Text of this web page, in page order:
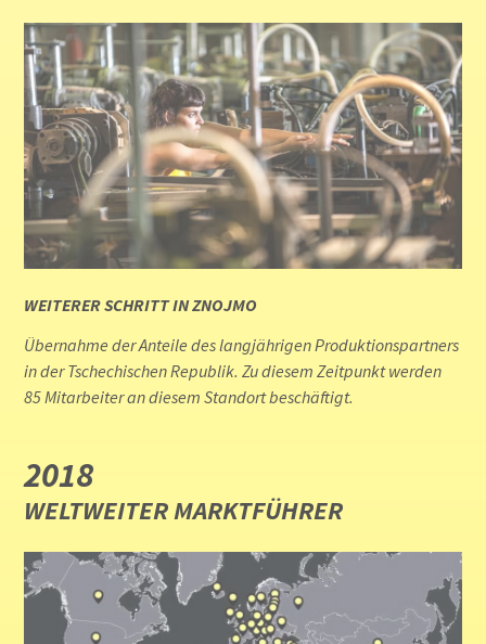
WEITERER SCHRITT IN ZNOJMO
Übernahme der Anteile des langjährigen Produktionspartners
in der Tschechischen Republik. Zu diesem Zeitpunkt werden
85 Mitarbeiter an diesem Standort beschäftigt.
2018
WELTWEITER MARKTFÜHRER